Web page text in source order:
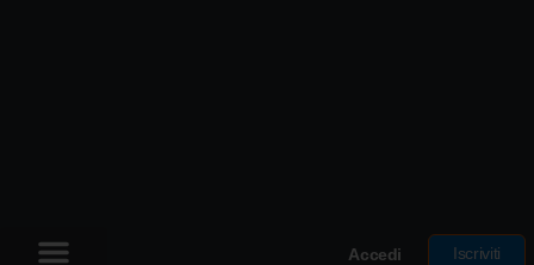
Accedi Iscriviti